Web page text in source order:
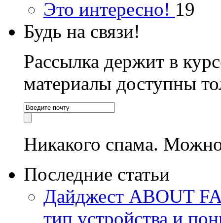
Это интересно! 19
Будь на связи!
Рассылка держит в
материалы доступны
Никакого спама.
Последние статьи
Дайджест ABOUT
тип устройства и